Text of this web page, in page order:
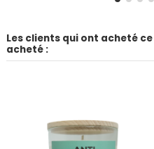
Les clients qui ont acheté
acheté :